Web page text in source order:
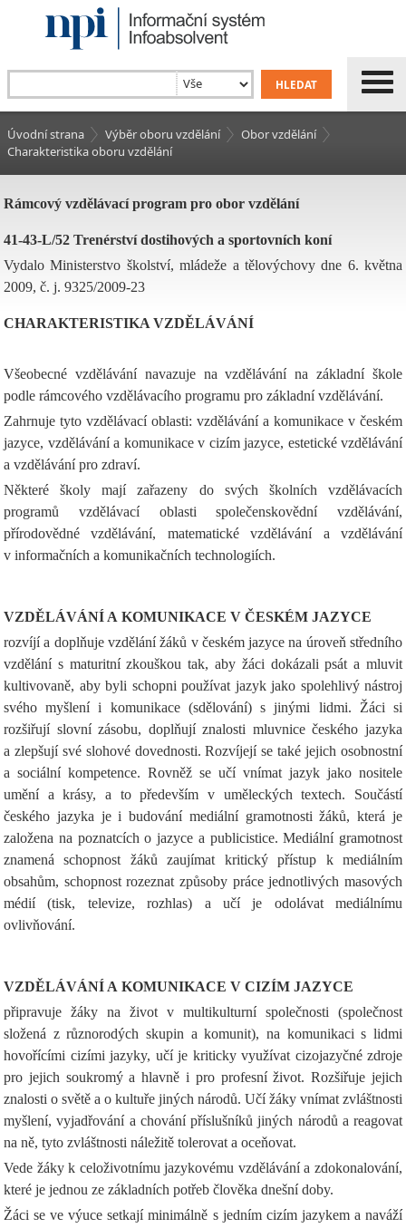
Úvodní strana Výběr oboru vzdělání
Obor vzdělání
Charakteristika oboru vzdělání
Rámcový vzdělávací program pro obor vzdělání
41-43-L/52 Trenérství dostihových a sportovních koní
Vydalo Ministerstvo školství, mládeže a tělovýchovy dne 6. května
2009, č. j. 9325/2009-23
CHARAKTERISTIKA VZDĚLÁVÁNÍ
Všeobecné vzdělávání navazuje na vzdělávání na základní škole
podle rámcového vzdělávacího programu pro základní vzdělávání.
Zahrnuje tyto vzdělávací oblasti: vzdělávání a komunikace v českém
jazyce, vzdělávání a komunikace v cizím jazyce, estetické vzdělávání
a vzdělávání pro zdraví.
Některé školy mají zařazeny do svých školních vzdělávacích
programů vzdělávací oblasti společenskovědní vzdělávání,
přírodovědné vzdělávání, matematické vzdělávání a vzdělávání
v informačních a komunikačních technologiích.
VZDĚLÁVÁNÍ A KOMUNIKACE V ČESKÉM JAZYCE
rozvíjí a doplňuje vzdělání žáků v českém jazyce na úroveň středního
vzdělání s maturitní zkouškou tak, aby žáci dokázali psát a mluvit
kultivovaně, aby byli schopni používat jazyk jako spolehlivý nástroj
svého myšlení i komunikace (sdělování) s jinými lidmi. Žáci si
rozšiřují slovní zásobu, doplňují znalosti mluvnice českého jazyka
a zlepšují své slohové dovednosti. Rozvíjejí se také jejich osobnostní
a sociální kompetence. Rovněž se učí vnímat jazyk jako nositele
umění a krásy, a to především v uměleckých textech. Součástí
českého jazyka je i budování mediální gramotnosti žáků, která je
založena na poznatcích o jazyce a publicistice. Mediální gramotnost
znamená schopnost žáků zaujímat kritický přístup k mediálním
obsahům, schopnost rozeznat způsoby práce jednotlivých masových
médií (tisk, televize, rozhlas) a učí je odolávat mediálnímu
ovlivňování.
VZDĚLÁVÁNÍ A KOMUNIKACE V CIZÍM JAZYCE
připravuje žáky na život v multikulturní společnosti (společnost
složená z různorodých skupin a komunit), na komunikaci s lidmi
hovořícími cizími jazyky, učí je kriticky využívat cizojazyčné zdroje
pro jejich soukromý a hlavně i pro profesní život. Rozšiřuje jejich
znalosti o světě a o kultuře jiných národů. Učí žáky vnímat zvláštnosti
myšlení, vyjadřování a chování příslušníků jiných národů a reagovat
na ně, tyto zvláštnosti náležitě tolerovat a oceňovat.
Vede žáky k celoživotnímu jazykovému vzdělávání a zdokonalování,
které je jednou ze základních potřeb člověka dnešní doby.
Žáci se ve výuce setkají minimálně s jedním cizím jazykem a naváží